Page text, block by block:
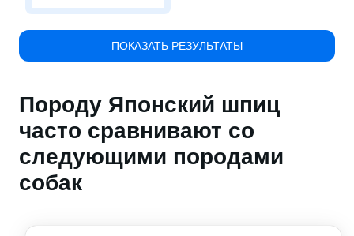
ПОКАЗАТЬ РЕЗУЛЬТАТЫ
Породу Японский шпиц
часто сравнивают со
следующими породами
собак